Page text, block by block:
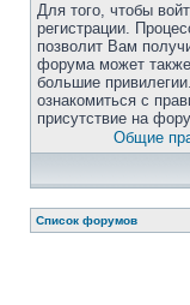
Для того, чтобы
регистрации.
позволит Вам
форума может также
большие
ознакомиться с
присутствие на
Общие
Список форумов